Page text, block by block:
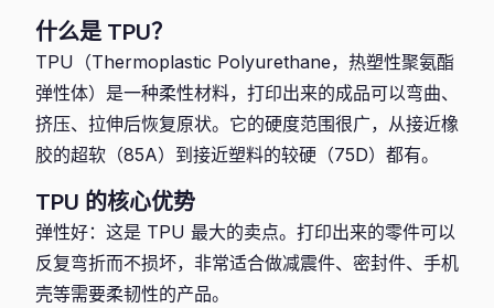
什么是 TPU？
TPU（Thermoplastic Polyurethane，热塑性聚氨酯
弹性体）是一种柔性材料，打印出来的成品可以弯曲、
挤压、拉伸后恢复原状。它的硬度范围很广，从接近橡
胶的超软（85A）到接近塑料的较硬（75D）都有。
TPU 的核心优势
弹性好：这是 TPU 最大的卖点。打印出来的零件可以
反复弯折而不损坏，非常适合做减震件、密封件、手机
壳等需要柔韧性的产品。